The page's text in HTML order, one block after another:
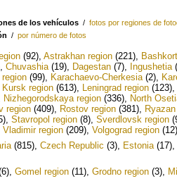
de los vehículos / fotos por regiones de
/ por número de fotos
(92), Astrakhan region (221),
, Chuvashia(19), Dagestan (7), Ingushetia
region (99), Karachaevo-Cherkesia(2),
Kursk region (613), Leningrad region (123),
Nizhegorodskaya region (336), North
region (409), Rostov region (381),
, Stavropol region (8), Sverdlovsk region
Vladimir region (209), Volgograd region (12)
(815), Czech Republic (3), Estonia(17),
, Gomel region (11), Grodno region (3),